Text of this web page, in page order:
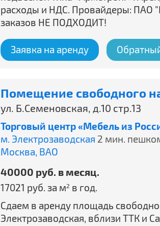
расходы и НДС. Провайдеры: ПАО
заказов НЕ ПОДХОДИТ!
Заявка на аренду
Помещение свободного
ул. Б.Семеновская, д.10 стр.13
Торговый центр «Мебель из
м. Электрозаводская 2 мин.
Москва, ВАО
40000 руб. в месяц.
17021 руб. за м2 в год.
Сдаем в аренду площадь
Электрозаводская, вблизи ТТК и